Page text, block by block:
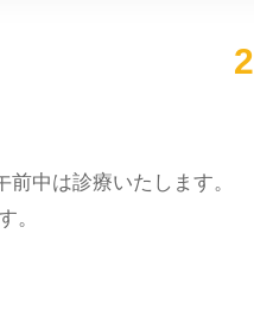
中は診療いたします。
。